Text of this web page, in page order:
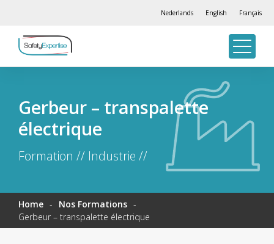
Nederlands English Français
Gerbeur – transpalette
électrique
Formation // Industrie //
Home - Nos Formations -
Gerbeur – transpalette électrique